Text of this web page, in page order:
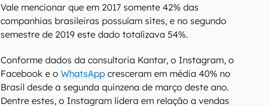
Vale mencionar que em 2017 somente 42% das
companhias brasileiras possuíam sites, e no segundo
semestre de 2019 este dado totalizava 54%.
Conforme dados da consultoria Kantar, o Instagram, o
Facebook e oWhatsApp cresceram em média 40% no
Brasil desde a segunda quinzena de março deste ano.
Dentre estes, o Instagram lidera em relação a vendas